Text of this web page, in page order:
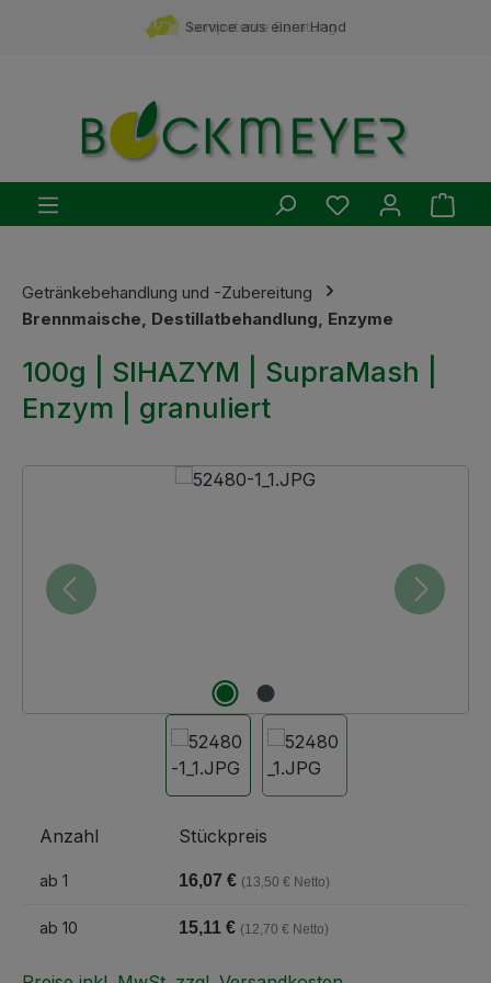
Zum Hauptinhalt springenkompetente Beratung
Service aus einer Hand
Du hast 0
Getränkebehandlung und -Zubereitung
Brennmaische, Destillatbehandlung, Enzyme
100g | SIHAZYM | SupraMash |
Enzym | granuliert
Bildergalerie überspringen
Anzahl Stückpreis
ab 1 16,07 € (13,50 € Netto)
ab 10 15,11 € (12,70 € Netto)